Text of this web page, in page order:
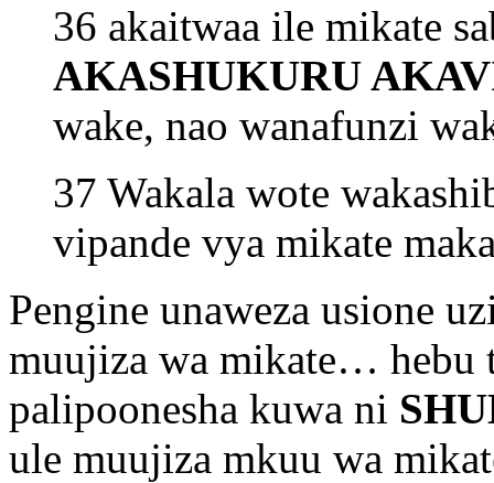
36 akaitwaa ile mikate
AKASHUKURU
wake, nao wanafunzi
37 Wakala wote
vipande vya mikate
Pengine unaweza usione
muujiza wa mikate… hebu
palipoonesha kuwa ni
ule muujiza mkuu wa